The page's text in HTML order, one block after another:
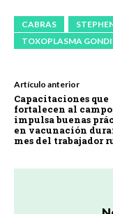
CABRAS
TOXOPLASMA
Artículo anterior
Capacitaciones que
fortalecen al
impulsa buenas
en vacunación
mes del trabajador